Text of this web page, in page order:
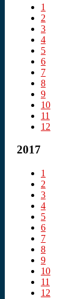
1
2
3
4
5
6
7
8
9
10
11
12
2017
1
2
3
4
5
6
7
8
9
10
11
12